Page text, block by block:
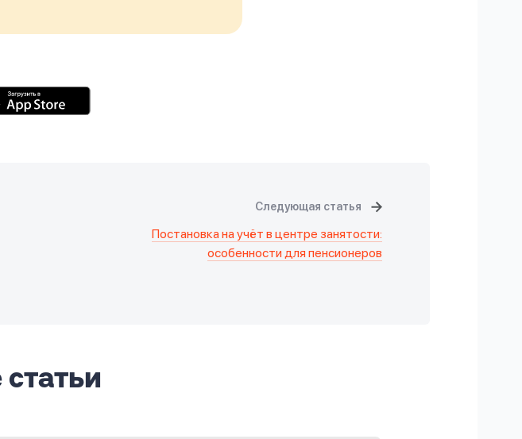
Следующая статья
Постановка на учёт в центре занятости:
особенности для пенсионеров